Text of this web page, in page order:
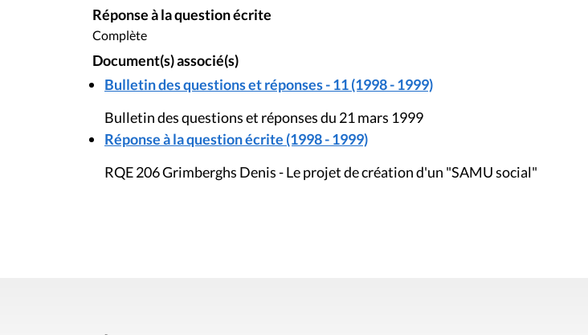
Réponse à la question écrite
Complète
Document(s) associé(s)
Bulletin des questions et réponses - 11 (1998 - 1999)
Bulletin des questions et réponses du 21 mars 1999
Réponse à la question écrite (1998 - 1999)
RQE 206 Grimberghs Denis - Le projet de création d'un "SAMU social"